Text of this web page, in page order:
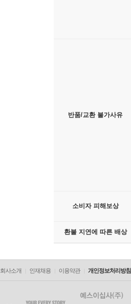
반품/교환 불가사유
소비자 피해보상
환불 지연에 따른 배상
회사소개 인재채용 이용약관 개인정보처리방침